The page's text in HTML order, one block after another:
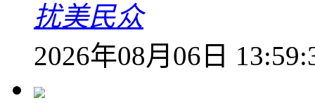
扰美民众
2026年08月06日